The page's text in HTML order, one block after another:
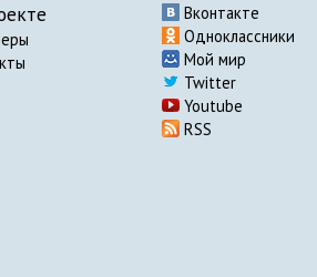
Вконтакте
Одноклассники
Мой мир
Twitter
Youtube
RSS